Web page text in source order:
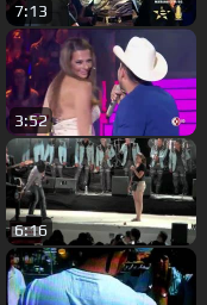
7:13
3:52
6:16